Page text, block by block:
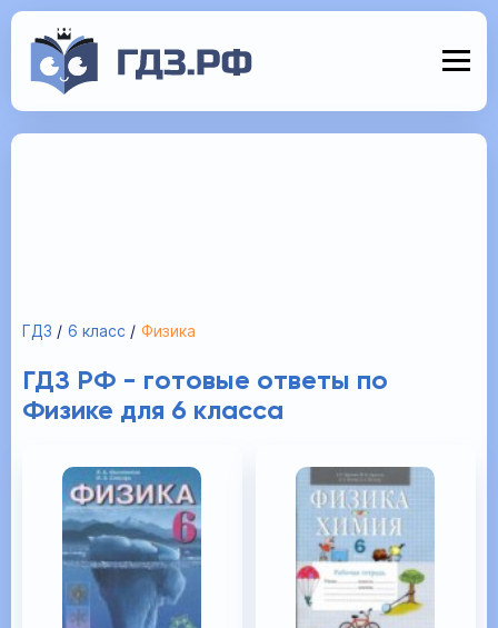
ГДЗ 6 класс Физика
ГДЗ РФ - готовые ответы по
Физике для 6 класса